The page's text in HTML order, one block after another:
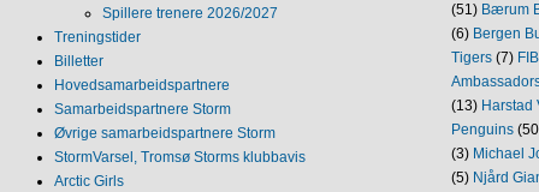
Spillere trenere 2026/2027
Treningstider
Billetter
Hovedsamarbeidspartnere
Samarbeidspartnere Storm
Øvrige samarbeidspartnere Storm
StormVarsel, Tromsø Storms klubbavis
Arctic Girls
(51) Bærum
(6) Bergen
Tigers (7)
(13) Harstad
Penguins
(3) Michael
(5) Njård